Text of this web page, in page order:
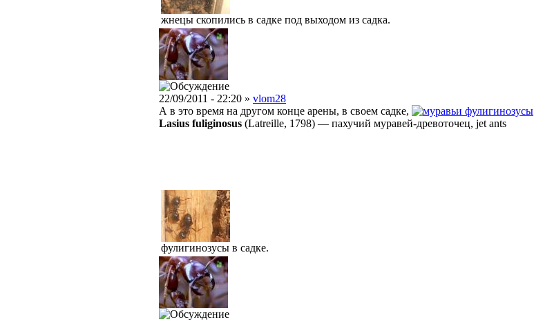
жнецы скопились в садке под выходом из садка.
22/09/2011 - 22:20 » vlom28
А в это время на другом конце арены, в своем садке,
фулигинозусы
Lasius fuliginosus (Latreille, 1798) — пахучий муравей-древоточец, jet ants
фулигинозусы в садке.